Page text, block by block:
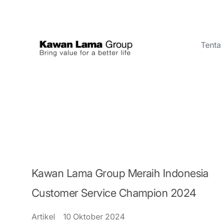
Investor
FAQ
Kawan Lama Group Meraih Indonesia
Customer Service Champion 2024
Artikel 10 Oktober 2024